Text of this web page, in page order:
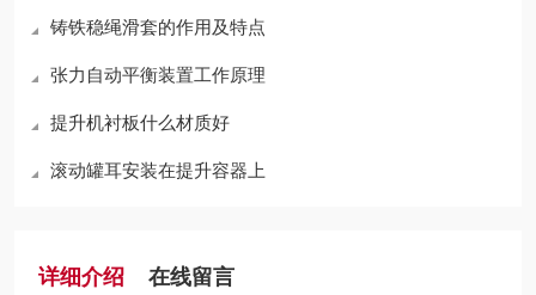
铸铁稳绳滑套的作用及特点
张力自动平衡装置工作原理
提升机衬板什么材质好
滚动罐耳安装在提升容器上
详细介绍 在线留言